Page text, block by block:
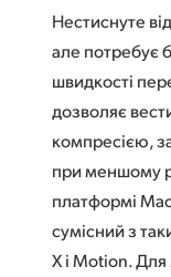
Нестиснуте
але потребує
швидкості
дозволяє
компресією,
при меншому
платформі
сумісний з
X і Motion.